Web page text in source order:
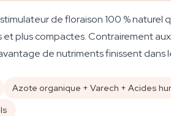
de floraison 100 %
et plus compactes. Contrairement
de nutriments finissent dans
Azote organique + Varech + Acides